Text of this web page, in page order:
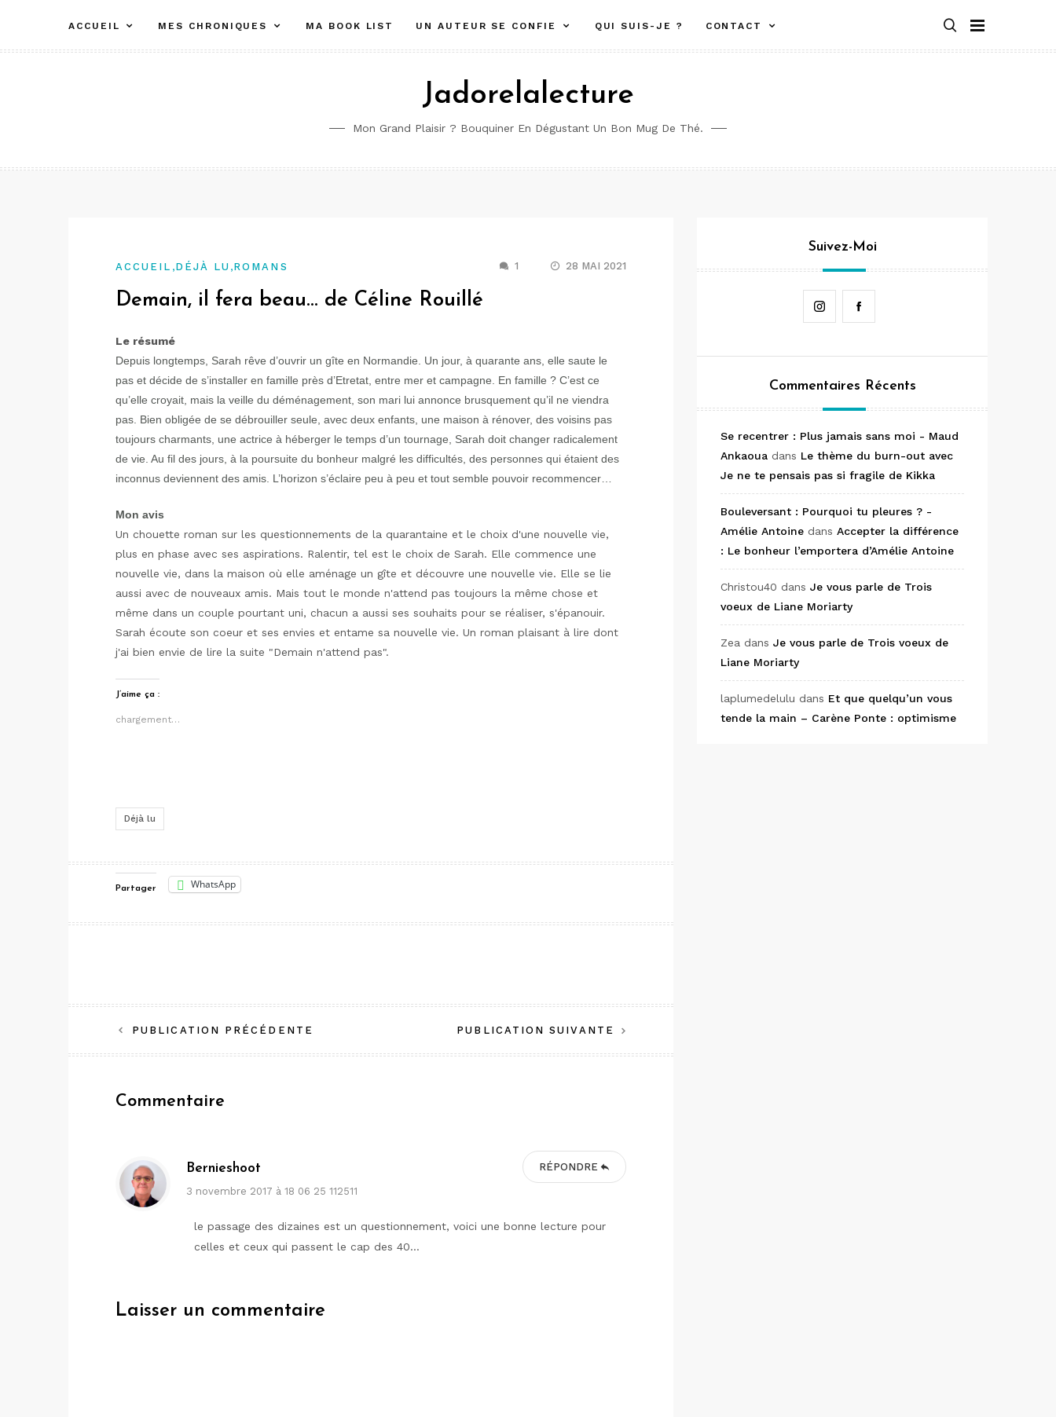
contenu
ACCUEIL MES CHRONIQUES MA BOOK LIST UN AUTEUR SE CONFIE QUI SUIS-JE ? CONTACT
Jadorelalecture
Mon Grand Plaisir ? Bouquiner En Dégustant Un Bon Mug De Thé.
ACCUEIL ,DÉJÀ LU ,ROMANS 1 28 MAI 2021
Demain, il fera beau… de Céline Rouillé
Le résumé
Depuis longtemps, Sarah rêve d’ouvrir un gîte en Normandie. Un jour, à quarante ans, elle saute le
pas et décide de s’installer en famille près d’Etretat, entre mer et campagne. En famille ? C’est ce
qu’elle croyait, mais la veille du déménagement, son mari lui annonce brusquement qu’il ne viendra
pas. Bien obligée de se débrouiller seule, avec deux enfants, une maison à rénover, des voisins pas
toujours charmants, une actrice à héberger le temps d’un tournage, Sarah doit changer radicalement
de vie. Au fil des jours, à la poursuite du bonheur malgré les difficultés, des personnes qui étaient des
inconnus deviennent des amis. L’horizon s’éclaire peu à peu et tout semble pouvoir recommencer…
Mon avis
Un chouette roman sur les questionnements de la quarantaine et le choix d'une nouvelle vie,
plus en phase avec ses aspirations. Ralentir, tel est le choix de Sarah. Elle commence une
nouvelle vie, dans la maison où elle aménage un gîte et découvre une nouvelle vie. Elle se lie
aussi avec de nouveaux amis. Mais tout le monde n'attend pas toujours la même chose et
même dans un couple pourtant uni, chacun a aussi ses souhaits pour se réaliser, s'épanouir.
Sarah écoute son coeur et ses envies et entame sa nouvelle vie. Un roman plaisant à lire dont
j'ai bien envie de lire la suite "Demain n'attend pas".
J’aime ça :
chargement…
Déjà lu
Partager WhatsApp
Navigation
de
l’article
PUBLICATION PRÉCÉDENTE PUBLICATION SUIVANTE
Commentaire
Bernieshoot
3 novembre 2017 à 18 06 25 112511
le passage des dizaines est un questionnement, voici une bonne lecture pour
celles et ceux qui passent le cap des 40…
RÉPONDRE
Laisser un commentaire
Suivez-Moi
Instagram
Commentaires Récents
Se recentrer : Plus jamais sans moi - Maud
Ankaoua dans Le thème du burn-out avec
Je ne te pensais pas si fragile de Kikka
Bouleversant : Pourquoi tu pleures ? -
Amélie Antoine dans Accepter la différence
: Le bonheur l’emportera d’Amélie Antoine
Christou40 dans Je vous parle de Trois
voeux de Liane Moriarty
Zea dans Je vous parle de Trois voeux de
Liane Moriarty
laplumedelulu dans Et que quelqu’un vous
tende la main – Carène Ponte : optimisme